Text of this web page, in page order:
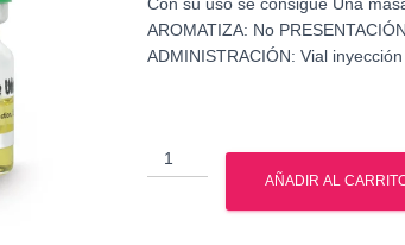
Con su uso se consigue Una
AROMATIZA: No
ADMINISTRACIÓN: Vial inyección
Boldenone
Undecylenate
AÑADIR AL